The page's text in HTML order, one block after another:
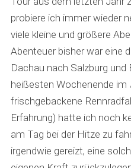
probiere ich immer wieder
viele kleine und größere
Abenteuer bisher war eine
Dachau nach Salzburg und
heißesten Wochenende im
frischgebackene
Erfahrung) hatte ich noch
am Tag bei der Hitze zu
irgendwie gereizt, eine